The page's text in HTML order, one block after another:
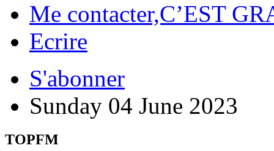
Me contacter,C’EST
Ecrire
S'abonner
Sunday 04 June 2023
TOPFM